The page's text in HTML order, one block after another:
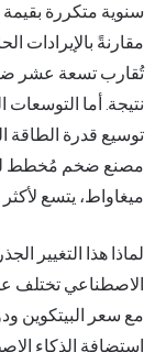
تُقارب تسعة عشر
نتيجة. أما التوسعات
توسيع قدرة الطاقة
ميغاواط، يتسع لأكثر من 100 ألف وحدة
لماذا هذا التغيير
الاصطناعي تختلف
مع سعر البيتكوين
استضافة الذكاء